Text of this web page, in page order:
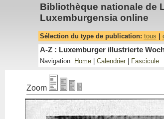
Bibliothèque nationale de
Luxemburgensia online
Sélection du type de publication: tous
A-Z : Luxemburger illustrierte
Navigation: Home| Calendrier| Fascicule
Zoom